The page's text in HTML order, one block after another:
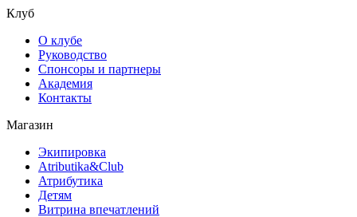
Клуб
О клубе
Руководство
Спонсоры и партнеры
Академия
Контакты
Магазин
Экипировка
Atributika&Club
Атрибутика
Детям
Витрина впечатлений